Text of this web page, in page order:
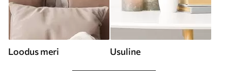
Loodus meri Usuline